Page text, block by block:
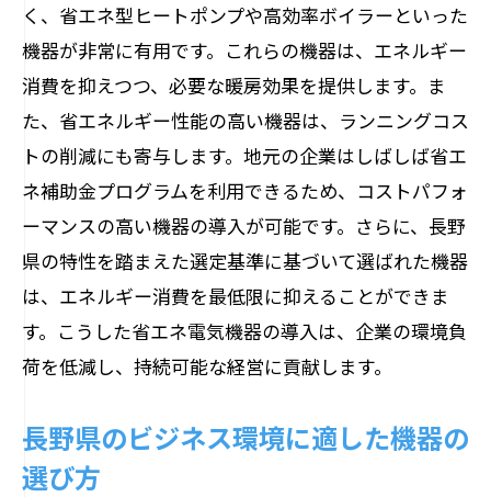
く、省エネ型ヒートポンプや高効率ボイラーといった
機器が非常に有用です。これらの機器は、エネルギー
消費を抑えつつ、必要な暖房効果を提供します。ま
た、省エネルギー性能の高い機器は、ランニングコス
トの削減にも寄与します。地元の企業はしばしば省エ
ネ補助金プログラムを利用できるため、コストパフォ
ーマンスの高い機器の導入が可能です。さらに、長野
県の特性を踏まえた選定基準に基づいて選ばれた機器
は、エネルギー消費を最低限に抑えることができま
す。こうした省エネ電気機器の導入は、企業の環境負
荷を低減し、持続可能な経営に貢献します。
長野県のビジネス環境に適した機器の
選び方